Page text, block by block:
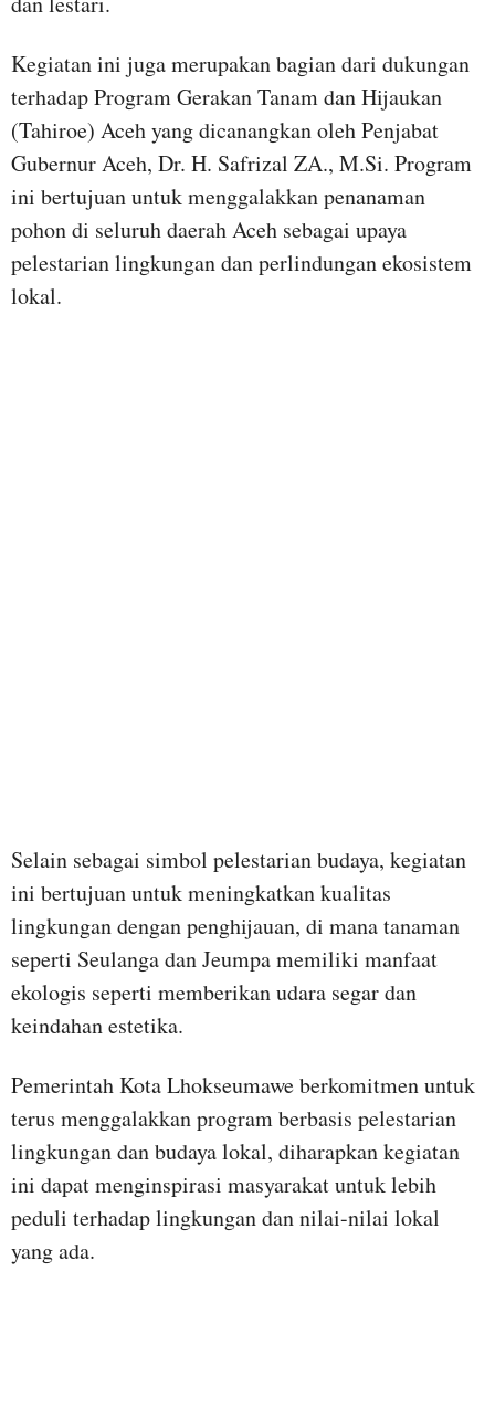
Kegiatan ini juga merupakan bagian dari dukungan
terhadap Program Gerakan Tanam dan Hijaukan
(Tahiroe) Aceh yang dicanangkan oleh Penjabat
Gubernur Aceh, Dr. H. Safrizal ZA., M.Si. Program
ini bertujuan untuk menggalakkan penanaman
pohon di seluruh daerah Aceh sebagai upaya
pelestarian lingkungan dan perlindungan ekosistem
lokal.
Selain sebagai simbol pelestarian budaya, kegiatan
ini bertujuan untuk meningkatkan kualitas
lingkungan dengan penghijauan, di mana tanaman
seperti Seulanga dan Jeumpa memiliki manfaat
ekologis seperti memberikan udara segar dan
keindahan estetika.
Pemerintah Kota Lhokseumawe berkomitmen untuk
terus menggalakkan program berbasis pelestarian
lingkungan dan budaya lokal, diharapkan kegiatan
ini dapat menginspirasi masyarakat untuk lebih
peduli terhadap lingkungan dan nilai-nilai lokal
yang ada.